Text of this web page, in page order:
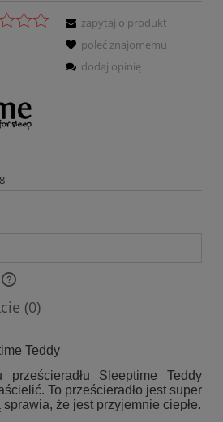
zapytaj o produkt
poleć znajomemu
dodaj opinię
kosztów płatności
(0)
Teddy
prześcieradłu Sleeptime Teddy
To prześcieradło jest super
że jest przyjemnie ciepłe.